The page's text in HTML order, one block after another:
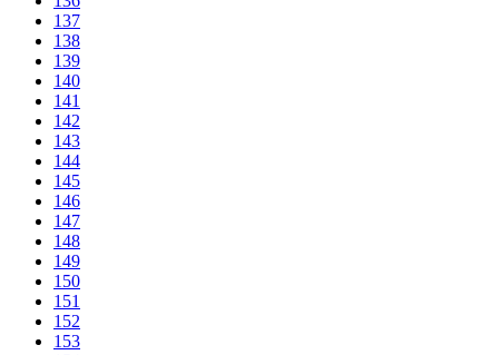
137
138
139
140
141
142
143
144
145
146
147
148
149
150
151
152
153